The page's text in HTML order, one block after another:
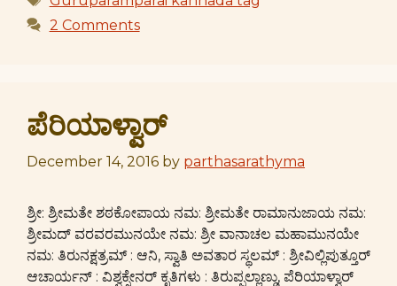
2 Comments
ಪೆರಿಯಾಳ್ವಾರ್
December 14, 2016 by parthasarathyma
ಶ್ರೀ: ಶ್ರೀಮತೇ ಶಠಕೋಪಾಯ ನಮ: ಶ್ರೀಮತೇ ರಾಮಾನುಜಾಯ ನಮ:
ಶ್ರೀಮದ್ ವರವರಮುನಯೇ ನಮ: ಶ್ರೀ ವಾನಾಚಲ ಮಹಾಮುನಯೇ
ನಮ: ತಿರುನಕ್ಷತ್ರಮ್ : ಆನಿ, ಸ್ವಾತಿ ಅವತಾರ ಸ್ಥಲಮ್ : ಶ್ರೀವಿಲ್ಲಿಪುತ್ತೂರ್
ಆಚಾರ್ಯನ್ : ವಿಶ್ವಕ್ಸೇನರ್ ಕೃತಿಗಳು : ತಿರುಪ್ಪಲ್ಲಾಣ್ಡು, ಪೆರಿಯಾಳ್ವಾರ್